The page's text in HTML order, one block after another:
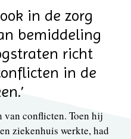
in de zorg
bemiddeling
richt
in de
van conflicten. Toen hij
ziekenhuis werkte, had